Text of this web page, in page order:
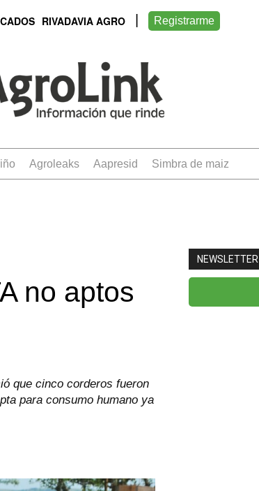
RIVADAVIA AGRO Registrarme
Agroleaks aapresid simbra de maiz
no aptos
que cinco corderos fueron
para consumo humano ya
NEWSLETTER